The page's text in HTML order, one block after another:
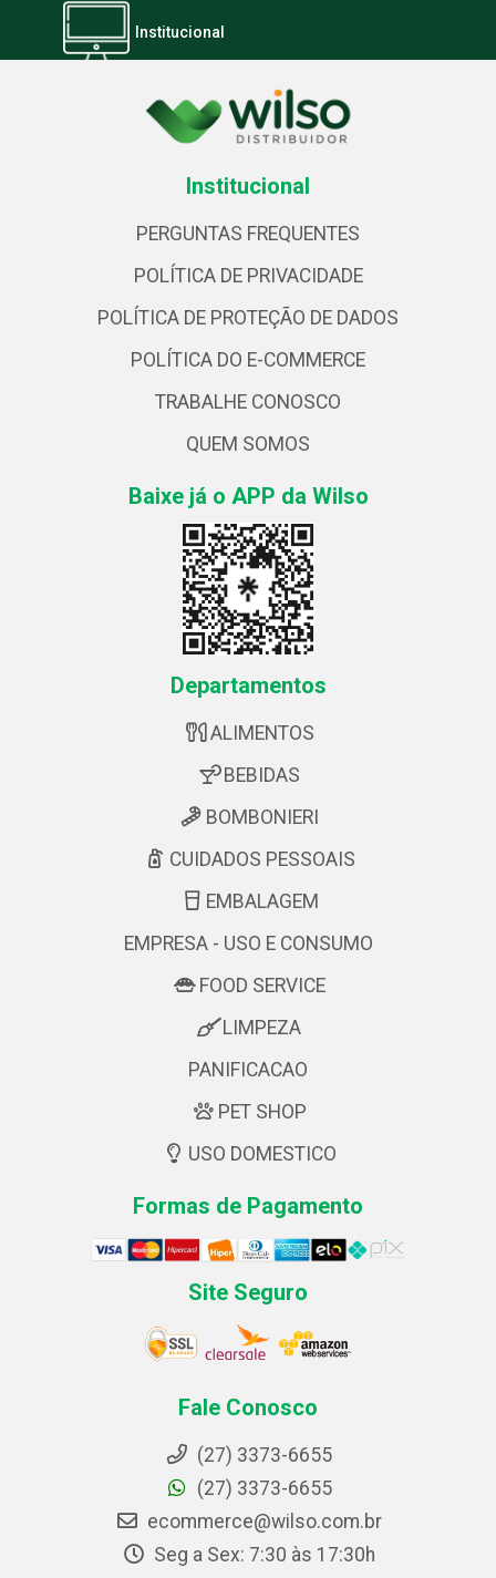
Institucional
Institucional
PERGUNTAS FREQUENTES
POLÍTICA DE PRIVACIDADE
POLÍTICA DE PROTEÇÃO DE DADOS
POLÍTICA DO E-COMMERCE
TRABALHE CONOSCO
QUEM SOMOS
Baixe já o APP da Wilso
Departamentos
ALIMENTOS
BEBIDAS
BOMBONIERI
CUIDADOS PESSOAIS
EMBALAGEM
EMPRESA - USO E CONSUMO
FOOD SERVICE
LIMPEZA
PANIFICACAO
PET SHOP
USO DOMESTICO
Formas de Pagamento
Site Seguro
Fale Conosco
(27) 3373-6655
(27) 3373-6655
ecommerce@wilso.com.br
Seg a Sex: 7:30 às 17:30h